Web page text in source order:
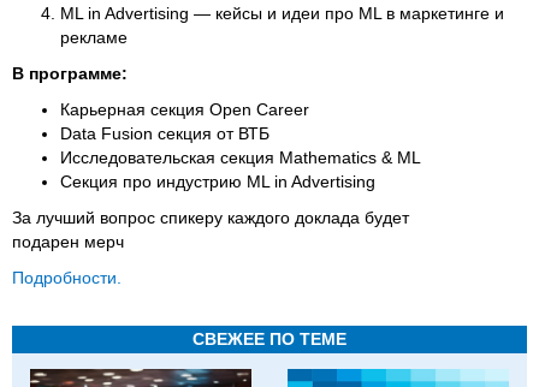
ML in Advertising — кейсы и идеи про ML в маркетинге и
рекламе
В программе:
Карьерная секция Open Career
Data Fusion секция от ВТБ
Исследовательская секция Mathematics & ML
Секция про индустрию ML in Advertising
За лучший вопрос спикеру каждого доклада будет
подарен мерч
Подробности.
СВЕЖЕЕ ПО ТЕМЕ